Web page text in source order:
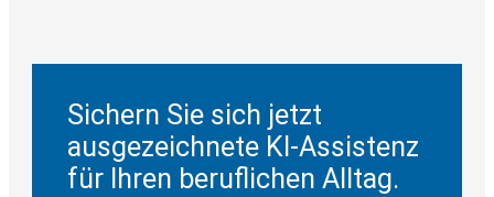
Sichern Sie sich jetzt
ausgezeichnete KI-Assistenz
für Ihren beruflichen Alltag.